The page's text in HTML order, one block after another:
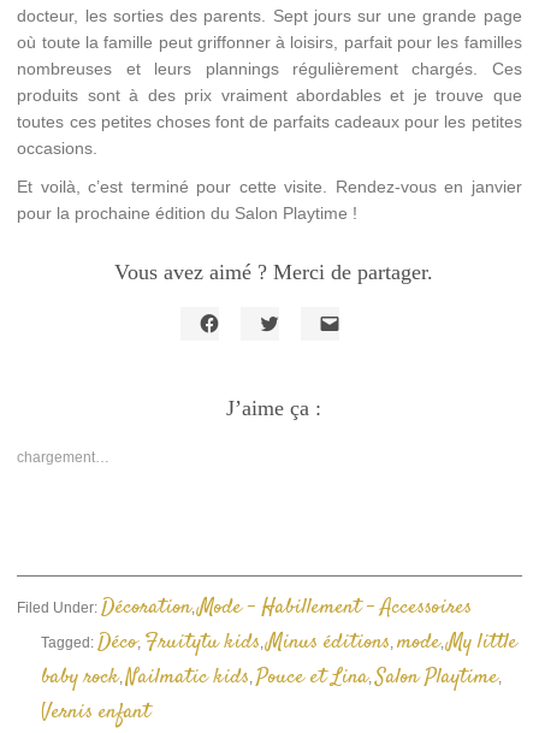
docteur, les sorties des parents. Sept jours sur une grande page
où toute la famille peut griffonner à loisirs, parfait pour les familles
nombreuses et leurs plannings régulièrement chargés. Ces
produits sont à des prix vraiment abordables et je trouve que
toutes ces petites choses font de parfaits cadeaux pour les petites
occasions.
Et voilà, c’est terminé pour cette visite. Rendez-vous en janvier
pour la prochaine édition du Salon Playtime !
Vous avez aimé ? Merci de partager.
Facebook(ouvre
dans
Twitter(ouvre
dans
J’aime ça :
chargement…
Filed Under: Décoration,Mode - Habillement - Accessoires
Tagged: Déco, Fruitytu kids,Minus éditions,mode,My little
baby rock,Nailmatic kids,Pouce et Lina,Salon Playtime,
Vernis enfant